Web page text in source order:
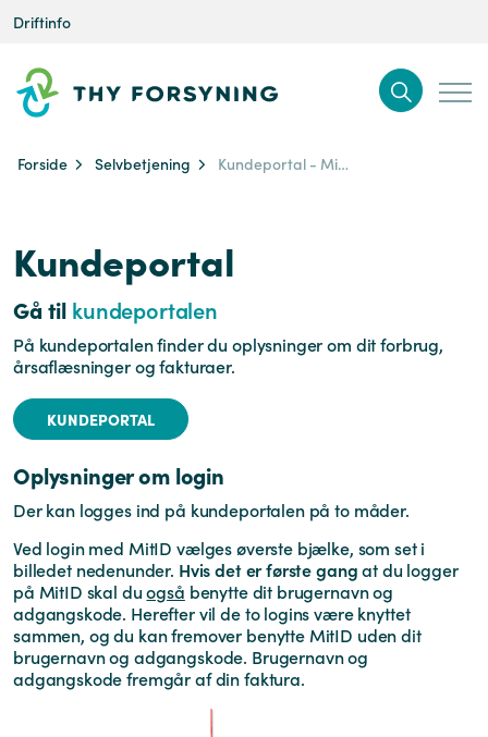
Driftinfo
Forside Selvbetjening Kundeportal - Min side
Kundeportal
Gå til kundeportalen
På kundeportalen finder du oplysninger om dit forbrug,
årsaflæsninger og fakturaer.
KUNDEPORTAL
Oplysninger om login
Der kan logges ind på kundeportalen på to måder.
Ved login med MitID vælges øverste bjælke, som set i
billedet nedenunder. Hvis det er første gangat du logger
på MitID skal duogså benytte dit brugernavn og
adgangskode. Herefter vil de to logins være knyttet
sammen, og du kan fremover benytte MitID uden dit
brugernavn og adgangskode. Brugernavn og
adgangskode fremgår af din faktura.